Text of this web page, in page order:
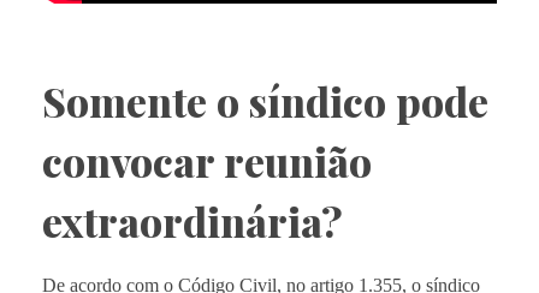
Somente o síndico pode
convocar reunião
extraordinária?
De acordo com o Código Civil, no artigo 1.355, o síndico